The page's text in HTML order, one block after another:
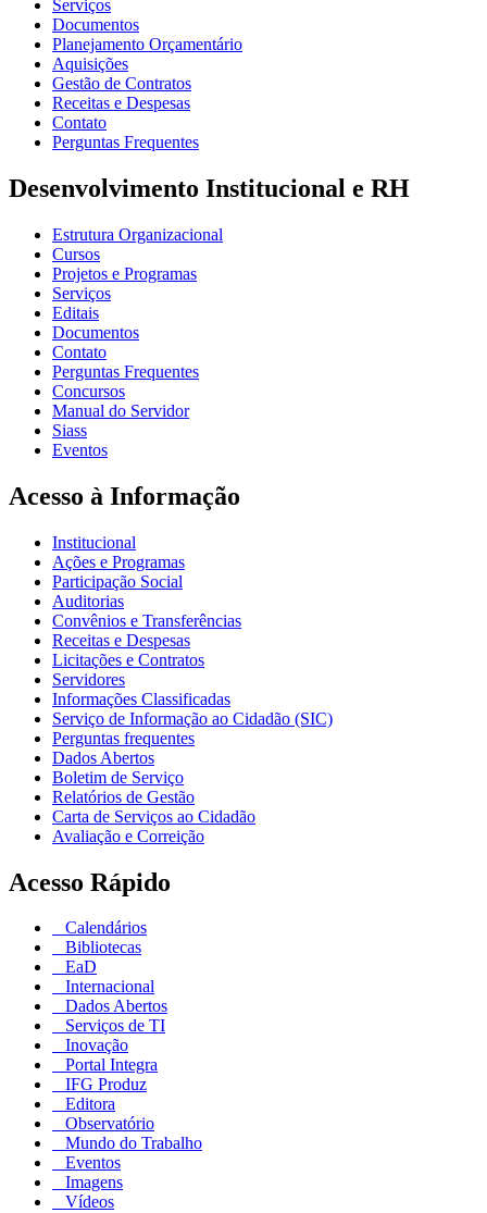
Serviços
Documentos
Planejamento Orçamentário
Aquisições
Gestão de Contratos
Receitas e Despesas
Contato
Perguntas Frequentes
Desenvolvimento Institucional e RH
Estrutura Organizacional
Cursos
Projetos e Programas
Serviços
Editais
Documentos
Contato
Perguntas Frequentes
Concursos
Manual do Servidor
Siass
Eventos
Acesso à Informação
Institucional
Ações e Programas
Participação Social
Auditorias
Convênios e Transferências
Receitas e Despesas
Licitações e Contratos
Servidores
Informações Classificadas
Serviço de Informação ao Cidadão (SIC)
Perguntas frequentes
Dados Abertos
Boletim de Serviço
Relatórios de Gestão
Carta de Serviços ao Cidadão
Avaliação e Correição
Acesso Rápido
Calendários
Bibliotecas
EaD
Internacional
Dados Abertos
Serviços de TI
Inovação
Portal Integra
IFG Produz
Editora
Observatório
Mundo do Trabalho
Eventos
Imagens
Vídeos